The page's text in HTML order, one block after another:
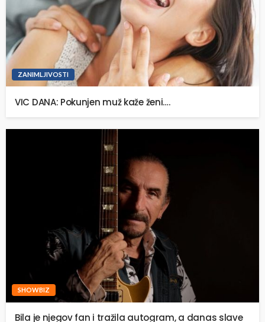
ZANIMLJIVOSTI
VIC DANA: Pokunjen muž kaže ženi….
SHOWBIZ
Bila je njegov fan i tražila autogram, a danas slave